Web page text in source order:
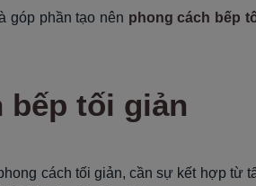
góp phần tạo nên phong cách bếp
bếp tối giản
cách tối giản, cần sự kết hợp từ